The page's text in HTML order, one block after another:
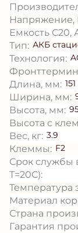
Напряжение,
Емкость С20,
Тип: АКБ
Технология:
Длина, мм: 151
Ширина, мм:
Высота, мм:
Высота с
Вес, кг: 3.9
Клеммы: F2
Срок службы
T=20С):
Температура
Материал
Страна
Гарантия